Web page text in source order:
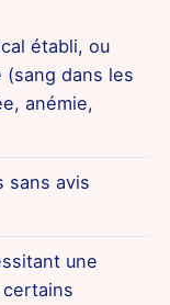
établi, ou
(sang dans les
anémie,
sans avis
une